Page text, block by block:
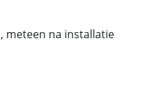
meteen na installatie